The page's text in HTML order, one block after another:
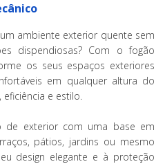
ambiente exterior quente sem
dispendiosas? Com o fogão
os seus espaços exteriores
em qualquer altura do
e estilo.
de exterior com uma base em
pátios, jardins ou mesmo
design elegante e à proteção